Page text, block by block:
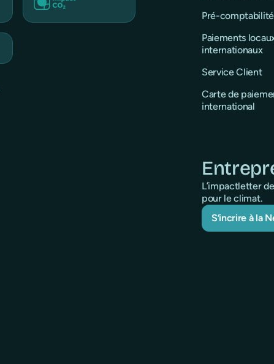
Pré-
Paiements
internationaux
Service Client
Carte de
international
L’impactletter
pour le climat.
S’incrire à la